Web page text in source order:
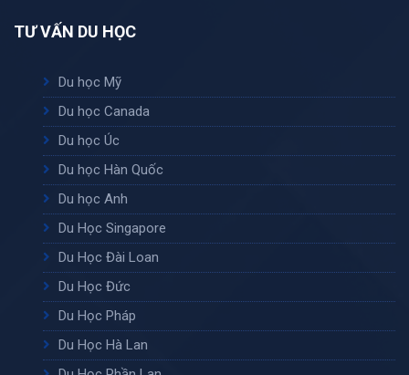
TƯ VẤN DU HỌC
Du học Mỹ
Du học Canada
Du học Úc
Du học Hàn Quốc
Du học Anh
Du Học Singapore
Du Học Đài Loan
Du Học Đức
Du Học Pháp
Du Học Hà Lan